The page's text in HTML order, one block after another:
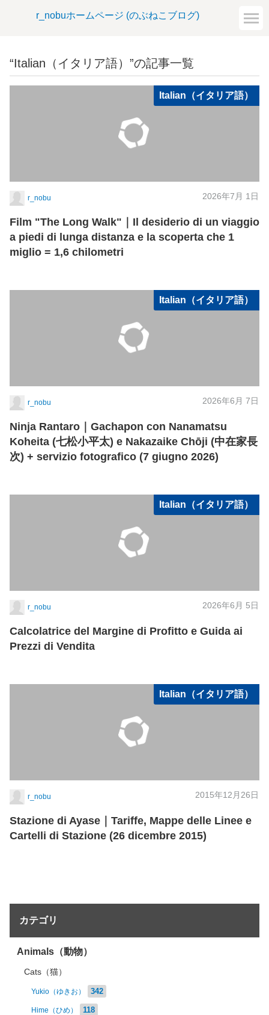
r_nobuホームページ (のぶねこブログ)
“Italian（イタリア語）”の記事一覧
Italian（イタリア語）
r_nobu 2026年7月 1日
Film "The Long Walk"｜Il desiderio di un viaggio
a piedi di lunga distanza e la scoperta che 1
miglio = 1,6 chilometri
Italian（イタリア語）
r_nobu 2026年6月 7日
Ninja Rantaro｜Gachapon con Nanamatsu
Koheita (七松小平太) e Nakazaike Chōji (中在家長
次) + servizio fotografico (7 giugno 2026)
Italian（イタリア語）
r_nobu 2026年6月 5日
Calcolatrice del Margine di Profitto e Guida ai
Prezzi di Vendita
Italian（イタリア語）
r_nobu 2015年12月26日
Stazione di Ayase｜Tariffe, Mappe delle Linee e
Cartelli di Stazione (26 dicembre 2015)
カテゴリ
Animals（動物）
Cats（猫）
Yukio（ゆきお） 342
Hime（ひめ） 118